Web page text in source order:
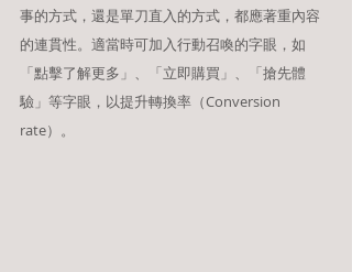
事的方式，還是單刀直入的方式，都應著重內容
的連貫性。適當時可加入行動召喚的字眼，如
「點擊了解更多」、「立即購買」、「搶先體
驗」等字眼，以提升轉換率（Conversion
rate）。